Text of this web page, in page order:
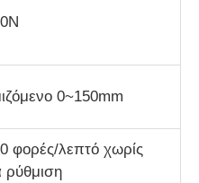
0~150mm
φορές/λεπτό χωρίς
ρύθμιση